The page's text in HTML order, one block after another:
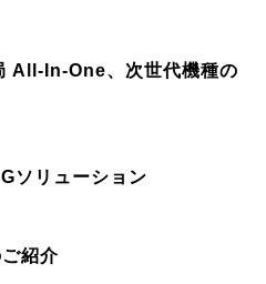
All-In-One、次世代機種の
ソリューション
紹介